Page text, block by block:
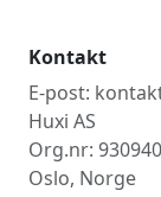
Kontakt
E-post:
Huxi AS
Org.nr:
Oslo, Norge